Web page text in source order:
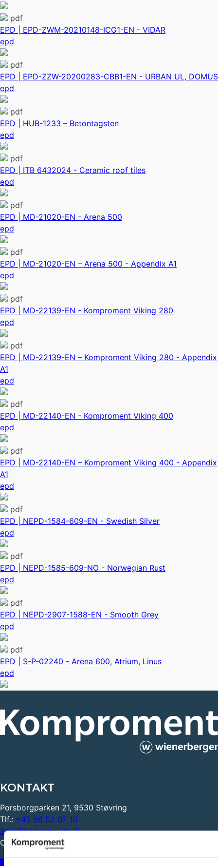
pdf
EPD | EPD-ZWM-20210148-ICG1-EN - VIDAR
epd
pdf
EPD | EPD-ZZW-20200283-CBB1-EN - URBAN UL, DOMUS
epd
pdf
EPD | HUB-1233 – Betontagsten
epd
pdf
EPD | ITB 6432024 - Ceramic roof tiles
epd
pdf
EPD | MD-21020-EN - Arena 500
epd
pdf
EPD | MD-21020-EN – Arena 500 - Appendix A1
epd
pdf
EPD | MD-22139-EN - Komproment Viking 280
epd
pdf
EPD | MD-22139-EN – Komproment Viking 280 - Appendix
A1
epd
pdf
EPD | MD-22140-EN - Komproment Viking 400
epd
pdf
EPD | MD-22140-EN – Komproment Viking 400 - Appendix
A1
epd
pdf
EPD | NEPD-1584-609-EN - Swedish Silver
epd
pdf
EPD | NEPD-1585-609-NO - Norwegian Rust
epd
pdf
EPD | NEPD-2907-1588-EN - Smooth Grey
epd
pdf
EPD | S-P-02240 - Arena 600, Atrium, Linus
epd
KONTAKT
Porsborgparken 21, 9530 Støvring
Tlf.: +45 96 52 07 10
Salg@komproment.dk
CVR: 25043499